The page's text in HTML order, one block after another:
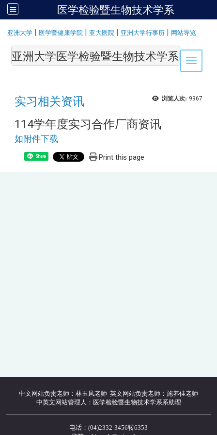
医学检验暨生物技术学系
亚洲大学 | 医学暨健康学院 | 亚大医院 | 亚洲大学行事历 | 网站导览
Toggle
亚洲大学医学检验暨生物技术学系
浏览人次: 9967
实习相关资讯
114学年度实习合作厂商资讯
如附件下载
Share Print this page
中文网站负责老师：林玉凤老师 英文网站负责老师：施养佳老师
中英文网站管理人：医学检验暨生物技术学系系助理
电话：(04)2332-3456转6353